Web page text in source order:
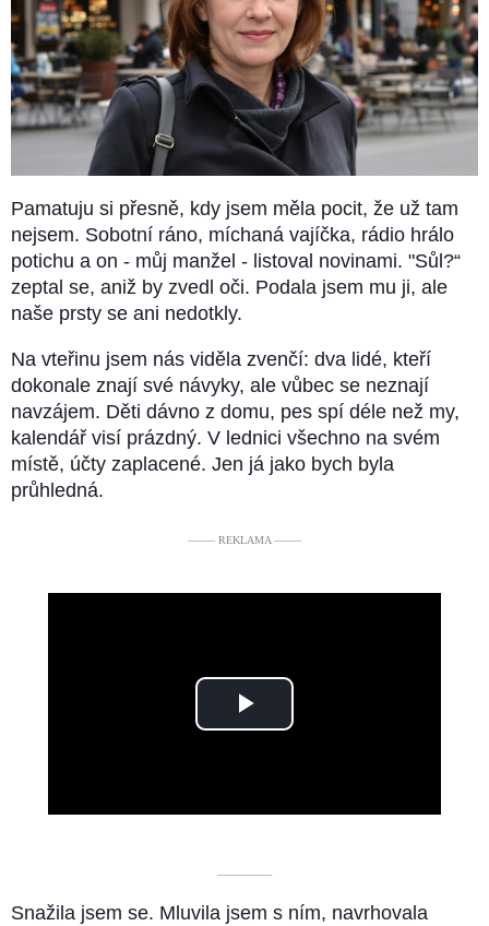
Pamatuju si přesně, kdy jsem měla pocit, že už tam
nejsem. Sobotní ráno, míchaná vajíčka, rádio hrálo
potichu a on - můj manžel - listoval novinami. "Sůl?“
zeptal se, aniž by zvedl oči. Podala jsem mu ji, ale
naše prsty se ani nedotkly.
Na vteřinu jsem nás viděla zvenčí: dva lidé, kteří
dokonale znají své návyky, ale vůbec se neznají
navzájem. Děti dávno z domu, pes spí déle než my,
kalendář visí prázdný. V lednici všechno na svém
místě, účty zaplacené. Jen já jako bych byla
průhledná.
––––– REKLAMA –––––
Play
––––––––––
Snažila jsem se. Mluvila jsem s ním, navrhovala